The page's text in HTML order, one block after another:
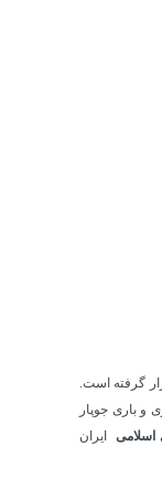
گرفته است.
و باری جوپار
ایران